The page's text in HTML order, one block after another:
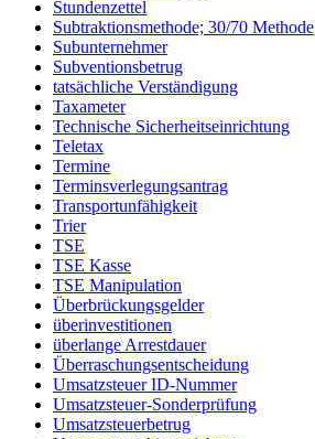
Stundenzettel
Subtraktionsmethode; 30/70 Methode
Subunternehmer
Subventionsbetrug
tatsächliche Verständigung
Taxameter
Technische Sicherheitseinrichtung
Teletax
Termine
Terminsverlegungsantrag
Transportunfähigkeit
Trier
TSE
TSE Kasse
TSE Manipulation
Überbrückungsgelder
überinvestitionen
überlange Arrestdauer
Überraschungsentscheidung
Umsatzsteuer ID-Nummer
Umsatzsteuer-Sonderprüfung
Umsatzsteuerbetrug